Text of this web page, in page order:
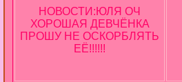
НОВОСТИ:ЮЛЯ ОЧ
ХОРОШАЯ ДЕВЧЁНКА
ПРОШУ НЕ ОСКОРБЛЯТЬ
ЕЁ!!!!!!